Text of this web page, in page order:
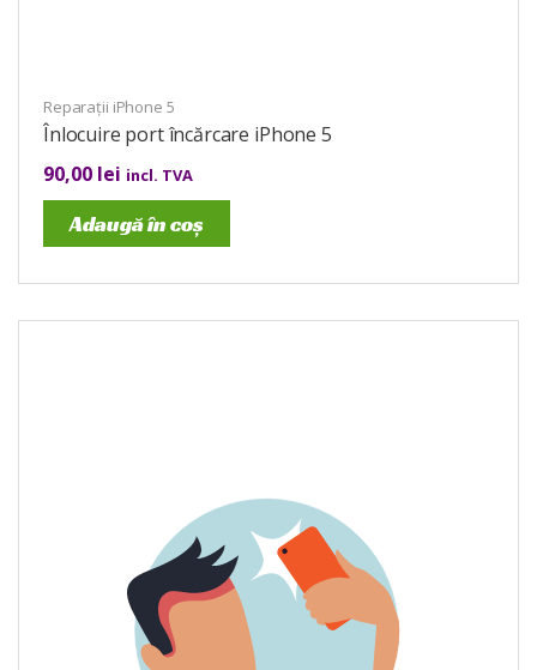
Reparații iPhone 5
Înlocuire port încărcare iPhone 5
90,00 lei incl. TVA
Adaugă în coș